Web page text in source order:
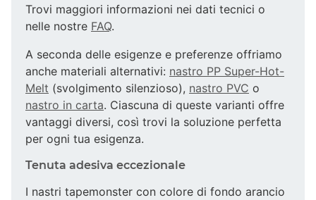
Trovi maggiori informazioni nei dati tecnici o
nelle nostre FAQ.
A seconda delle esigenze e preferenze offriamo
anche materiali alternativi: nastro PP Super-Hot-
Melt (svolgimento silenzioso), nastro PVC o
nastro in carta. Ciascuna di queste varianti offre
vantaggi diversi, così trovi la soluzione perfetta
per ogni tua esigenza.
Tenuta adesiva eccezionale
I nastri tapemonster con colore di fondo arancio